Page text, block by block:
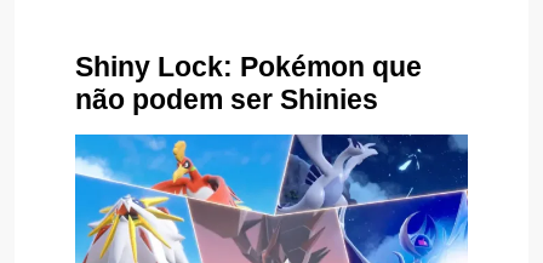
Shiny Lock: Pokémon que
não podem ser Shinies